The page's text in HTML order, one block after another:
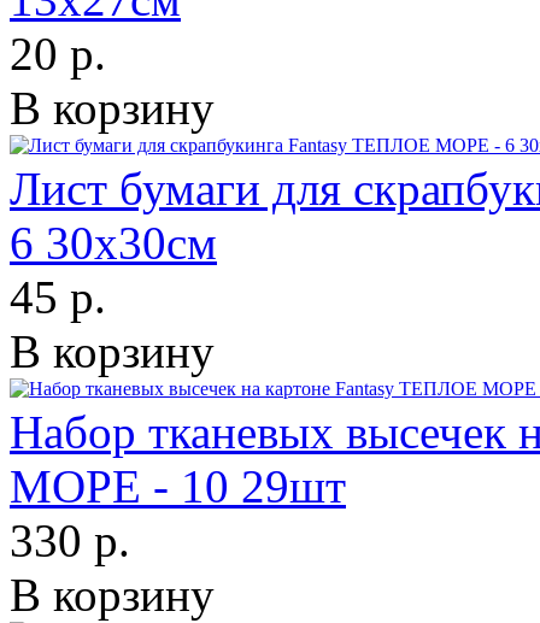
20 р.
В корзину
Лист бумаги для
6 30х30см
45 р.
В корзину
Набор тканевых
МОРЕ - 10 29шт
330 р.
В корзину